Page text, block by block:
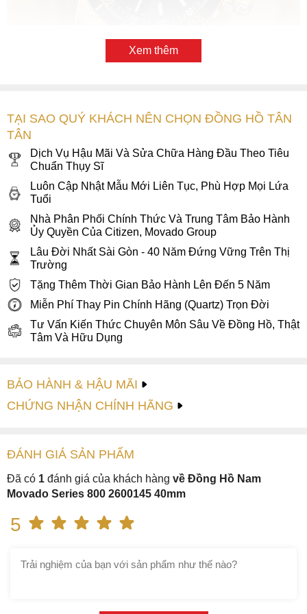
Khi ánh nhìn đầu tiên chạm vào mặt số Movado 2600145
bạn sẽ ngay lập tức đắm chìm vào sự cuốn hút của tông
thượng. Trung tâm mặt số là bộ kim dauphine màu vàng
gold cách điệu được cắt gọt sắc sảo và mạnh mẽ để phù
hợp với tinh thần thể thao năng động thổi vào chiếc đồng hồ
một vòng chia phút giúp người xem dễ dàng quan sát giờ
SuperLuminova hỗ trợ xem thời gian trong bóng tối, đặc biệt
là khi lặn sâu.
Bộ kim và các mốc giờ màu vàng được phủ 1 lớp dạ quang
SuperLuminova của Thụy Sĩ hỗ trợ xem thời gian trong bóng
hảo cho toàn bộ thiết kế. Bên dưới là dòng chữ màu đỏ sắc
Xem thêm
TẠI SAO QUÝ KHÁCH NÊN CHỌN ĐỒNG HỒ TÂN
TÂN
Dịch Vụ Hậu Mãi Và Sửa Chữa Hàng Đầu Theo Tiêu
Chuẩn Thụy Sĩ
Luôn Cập Nhật Mẫu Mới Liên Tục, Phù Hợp Mọi Lứa
Tuổi
Nhà Phân Phối Chính Thức Và Trung Tâm Bảo Hành
Ủy Quyền Của Citizen, Movado Group
Lâu Đời Nhất Sài Gòn - 40 Năm Đứng Vững Trên Thị
Trường
Tặng Thêm Thời Gian Bảo Hành Lên Đến 5 Năm
Miễn Phí Thay Pin Chính Hãng (Quartz) Trọn Đời
Tư Vấn Kiến Thức Chuyên Môn Sâu Về Đồng Hồ, Thật
Tâm Và Hữu Dụng
BẢO HÀNH & HẬU MÃI
CHỨNG NHẬN CHÍNH HÃNG
ĐÁNH GIÁ SẢN PHẤM
Đã có 1 đánh giá của khách hàng về Đồng Hồ Nam
Movado Series 800 2600145 40mm
5